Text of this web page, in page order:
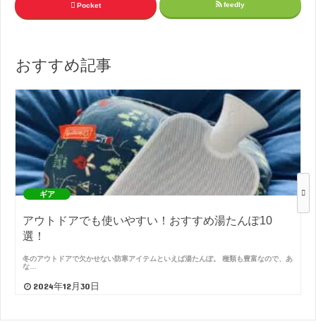
Pocket feedly
おすすめ記事
ギア
アウトドアでも使いやすい！おすすめ湯たんぽ10
選！
冬のアウトドアで欠かせない防寒アイテムといえば湯たんぽ。 種類も豊富なので、あ
な…
2024年12月30日